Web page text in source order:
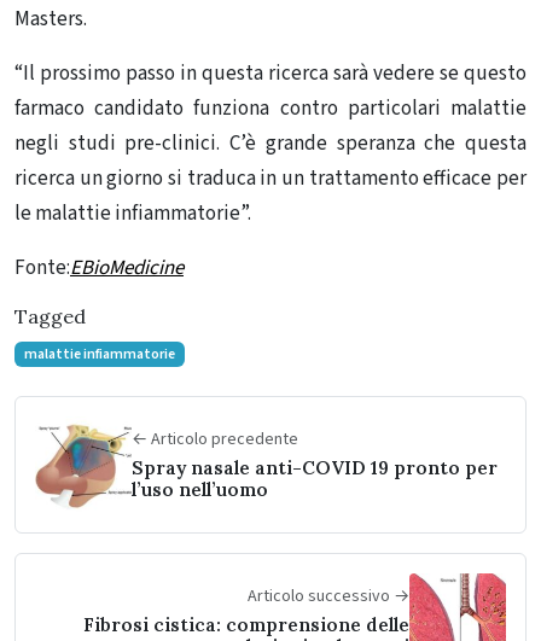
Masters.
“Il prossimo passo in questa ricerca sarà vedere se questo
farmaco candidato funziona contro particolari malattie
negli studi pre-clinici. C’è grande speranza che questa
ricerca un giorno si traduca in un trattamento efficace per
le malattie infiammatorie”.
Fonte:EBioMedicine
Tagged
malattie infiammatorie
← Articolo precedente
Spray nasale anti-COVID 19 pronto per
l’uso nell’uomo
Articolo successivo →
Fibrosi cistica: comprensione delle